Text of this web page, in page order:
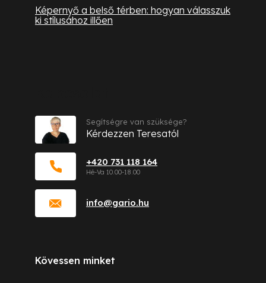
Képernyő a belső térben: hogyan válasszuk
ki stílusához illően
info@gario.hu
+420 731 118 164
Segítségre van szüksége?
Kérdezzen Teresatól
Kövessen minket